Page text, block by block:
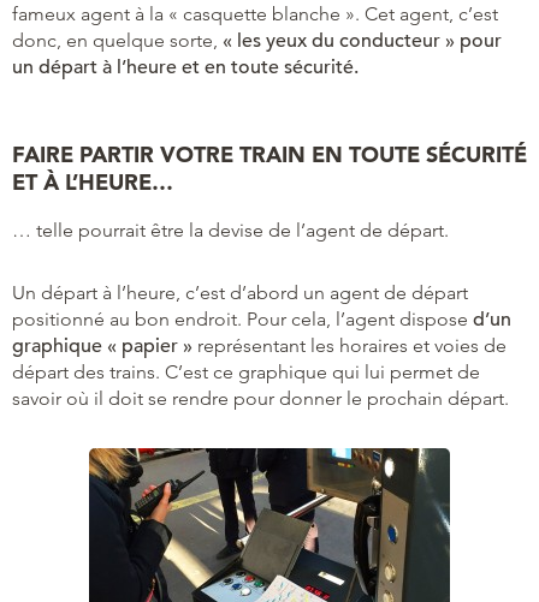
fameux agent à la « casquette blanche ». Cet agent, c’est
donc, en quelque sorte, « les yeux du conducteur » pour
un départ à l’heure et en toute sécurité.
FAIRE PARTIR VOTRE TRAIN EN TOUTE SÉCURITÉ
ET À L’HEURE…
… telle pourrait être la devise de l’agent de départ.
Un départ à l’heure, c’est d’abord un agent de départ
positionné au bon endroit. Pour cela, l’agent dispose d’un
graphique « papier » représentant les horaires et voies de
départ des trains. C’est ce graphique qui lui permet de
savoir où il doit se rendre pour donner le prochain départ.